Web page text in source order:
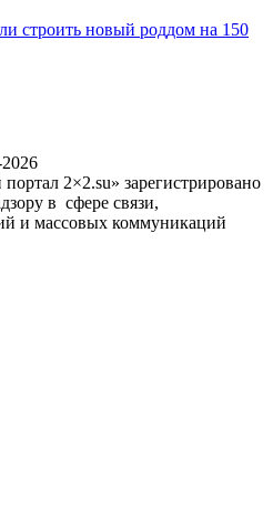
строить новый роддом на 150
2×2.su» зарегистрировано
в сфере связи,
и массовых коммуникаций